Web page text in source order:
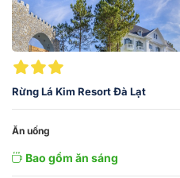
Để đảm bảo sự tiện lợi cho du
xe điện đưa đón tận nơi.Rừng
đầu cho du khách khi đến
không gian thoải mái, hiện đại
Nếu bạn muốn đặt phòng
với Vietnam Booking qua
ngay nhé!
Rừng Lá Kim Resort Đà Lạt
Ăn uống
Bao gồm ăn sáng